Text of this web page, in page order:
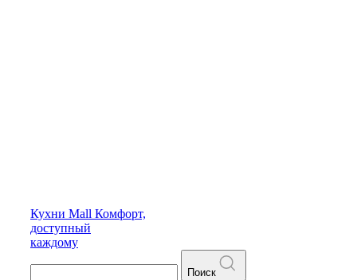
Кухни Mall Комфорт,
доступный
каждому
Поиск